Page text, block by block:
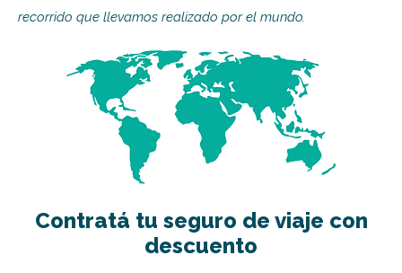
recorrido que llevamos realizado por el mundo.
Contratá tu seguro de viaje con
descuento